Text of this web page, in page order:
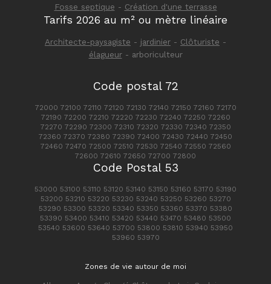
Fosse septique - Création d'une terrasse
Tarifs 2026 au m² ou mètre linéaire
Architecte-paysagiste - jardinier - Clôturiste -
élagueur- arboriculteur
Code postal 72
72000 72100 72110 72120 72130 72140 72150 72160 72170
72190 72200 72210 72220 72230 72240 72250 72260
72270 72290 72300 72310 72320 72330 72340 72350
72360 72370 72380 72390 72400 72430 72440 72450
72460 72470 72500 72510 72530 72540 72550 72560
72600 72610 72650 72700 72800
Code Postal 53
53000 53100 53110 53120 53140 53150 53160 53170 53190
53200 53210 53220 53230 53240 53250 53260 53270
53290 53300 53320 53340 53350 53360 53370 53380
53390 53400 53410 53420 53440 53470 53480 53500
53540 53600 53640 53700 53800 53810 53940 53950
53960 53970
Zones de vie autour de moi